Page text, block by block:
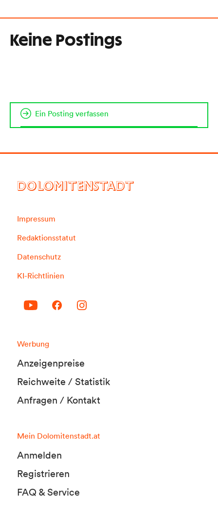
Keine Postings
Ein Posting verfassen
DOLOMITENSTADT
Impressum
Redaktionsstatut
Datenschutz
KI-Richtlinien
Werbung
Anzeigenpreise
Reichweite / Statistik
Anfragen / Kontakt
Mein Dolomitenstadt.at
Anmelden
Registrieren
FAQ & Service